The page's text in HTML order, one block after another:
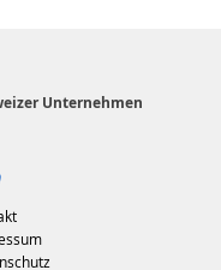
Unternehmen